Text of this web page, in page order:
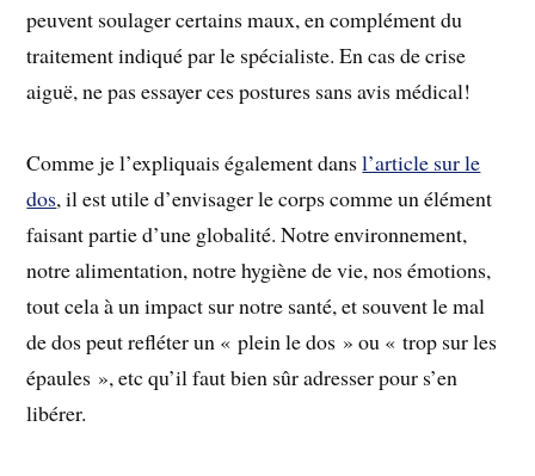
peuvent soulager certains maux, en complément du
traitement indiqué par le spécialiste. En cas de crise
aiguë, ne pas essayer ces postures sans avis médical!
Comme je l’expliquais également dansl’article sur le
dos, il est utile d’envisager le corps comme un élément
faisant partie d’une globalité. Notre environnement,
notre alimentation, notre hygiène de vie, nos émotions,
tout cela à un impact sur notre santé, et souvent le mal
de dos peut refléter un « plein le dos » ou « trop sur les
épaules », etc qu’il faut bien sûr adresser pour s’en
libérer.